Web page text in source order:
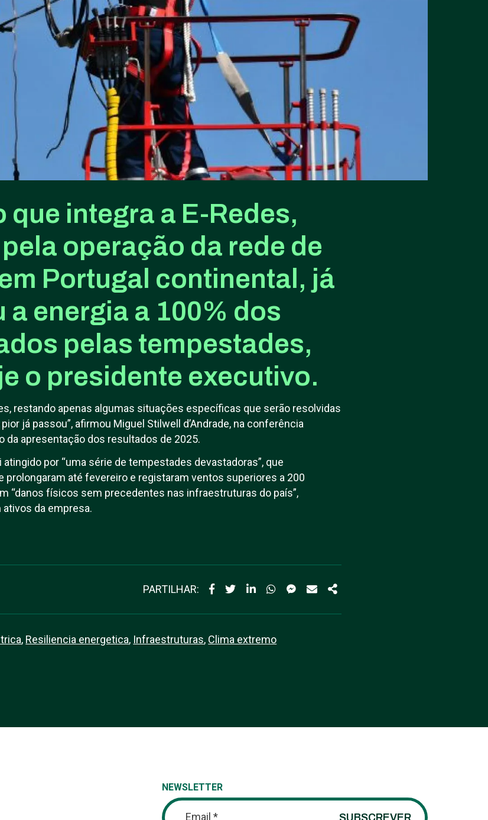
que integra a E-Redes,
operação da rede de
Portugal continental, já
energia a 100% dos
pelas tempestades,
o presidente executivo.
restando apenas algumas situações específicas que serão resolvidas
já passou”, afirmou Miguel Stilwell d’Andrade, na conferência
apresentação dos resultados de 2025.
por “uma série de tempestades devastadoras”, que
prolongaram até fevereiro e registaram ventos superiores a 200
“danos físicos sem precedentes nas infraestruturas do país”,
da empresa.
PARTILHAR:
, Resiliencia energetica, Infraestruturas, Clima extremo
NEWSLETTER
Email * SUBSCREVER